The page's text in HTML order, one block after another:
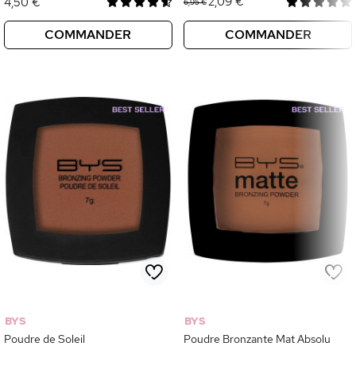
COMMANDER
6,95 €
COMMANDER
BYS
Poudre de Soleil
BYS
Poudre Bronzante Mat Absolu